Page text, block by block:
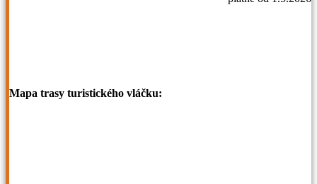
Mapa trasy turistického vláčku: